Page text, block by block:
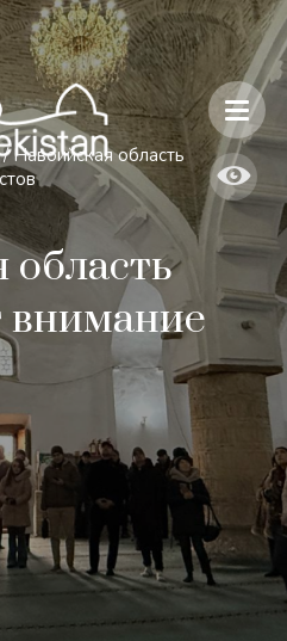
путешествий по Узбекистану
/ Навоийская область
внимание